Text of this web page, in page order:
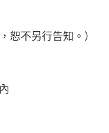
恕不另行告知。）